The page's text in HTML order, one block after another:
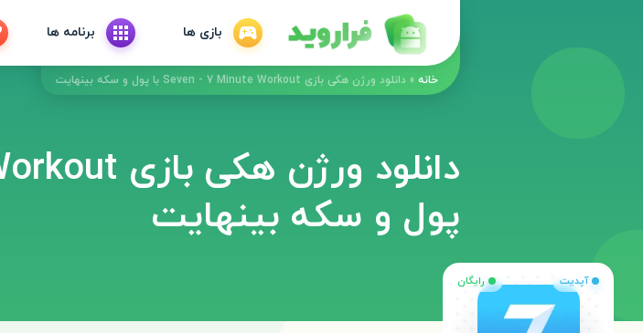
بازی ها برنامه ها
خانه » دانلود ورژن هکی بازی Seven - 7 Minute Workout با پول و سکه بینهایت
پول و سکه بینهایت
آپدیت رایگان